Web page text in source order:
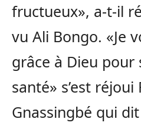
fructueux», a-t-il
vu Ali Bongo. «Je
grâce à Dieu pour
santé» s’est réjoui
Gnassingbé qui